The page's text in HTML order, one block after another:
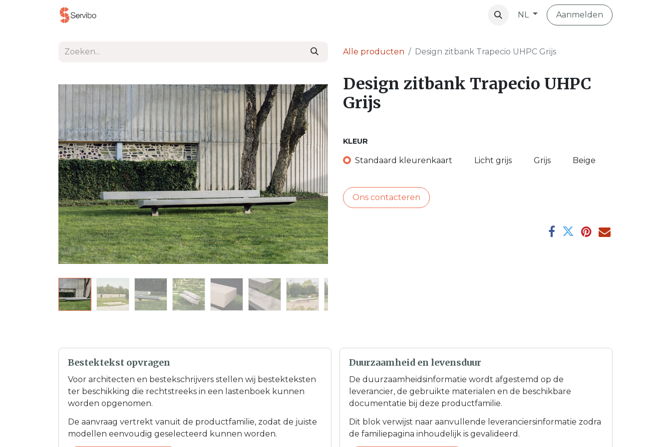
NL Aanmelden
Alle producten Design zitbank Trapecio UHPC Grijs
Design zitbank Trapecio UHPC
Grijs
KLEUR
Standaard kleurenkaart Licht grijs Grijs Beige
Ons contacteren
Bestektekst opvragen
Voor architecten en bestekschrijvers stellen wij bestekteksten
ter beschikking die rechtstreeks in een lastenboek kunnen
worden opgenomen.
De aanvraag vertrekt vanuit de productfamilie, zodat de juiste
modellen eenvoudig geselecteerd kunnen worden.
Duurzaamheid en levensduur
De duurzaamheidsinformatie wordt afgestemd op de
leverancier, de gebruikte materialen en de beschikbare
documentatie bij deze productfamilie.
Dit blok verwijst naar aanvullende leveranciersinformatie zodra
de familiepagina inhoudelijk is gevalideerd.